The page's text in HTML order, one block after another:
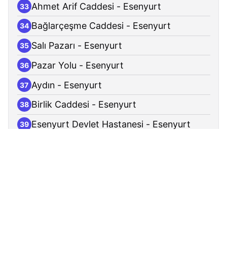
33 Ahmet Arif Caddesi - Esenyurt
34 Bağlarçeşme Caddesi - Esenyurt
35 Salı Pazarı - Esenyurt
36 Pazar Yolu - Esenyurt
37 Aydın - Esenyurt
38 Birlik Caddesi - Esenyurt
39 Esenyurt Devlet Hastanesi - Esenyurt